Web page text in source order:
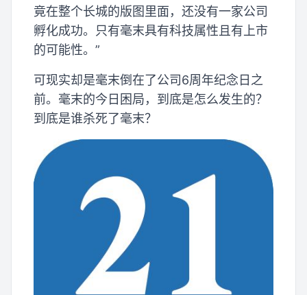
竟在整个长城的版图里面，还没有一家公司
孵化成功。只有毫末具有科技属性且有上市
的可能性。”
可现实却是毫末倒在了公司6周年纪念日之
前。毫末的今日困局，到底是怎么发生的？
到底是谁杀死了毫末？